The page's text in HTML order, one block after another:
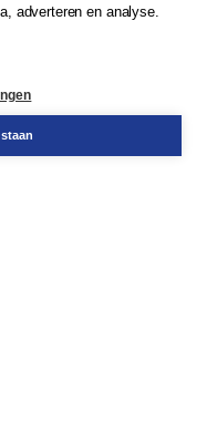
adverteren en analyse.